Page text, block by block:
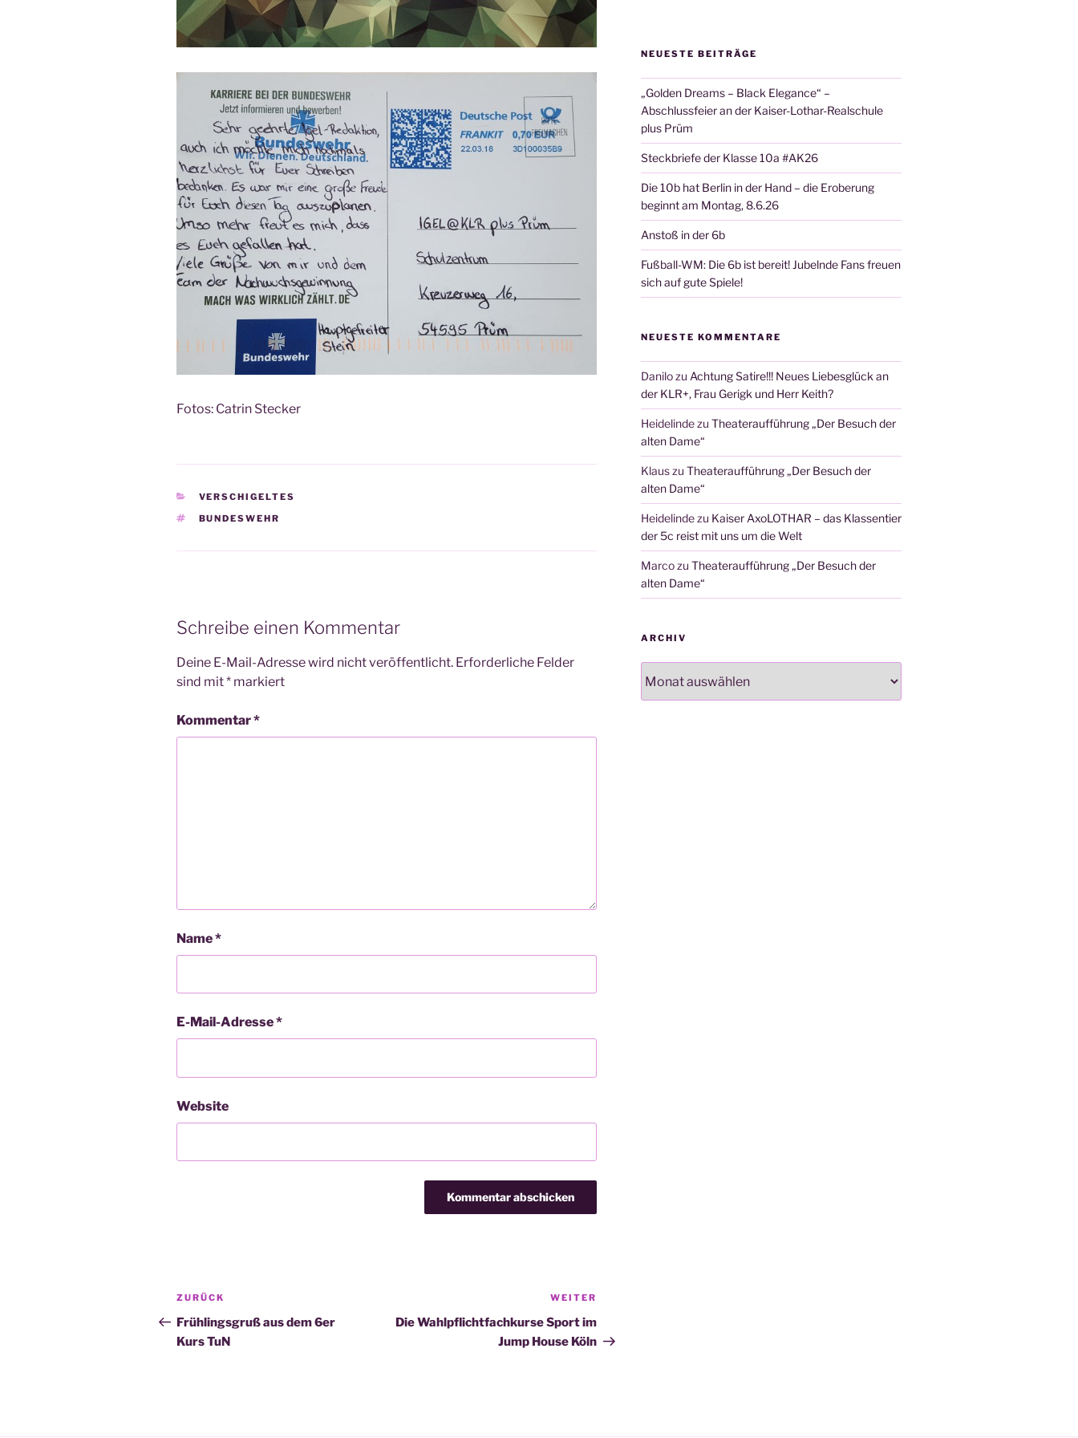
Fotos: Catrin Stecker
KATEGORIEN
VERSCHIGELTES
SCHLAGWÖRTER
BUNDESWEHR
Schreibe einen Kommentar
Deine E-Mail-Adresse wird nicht veröffentlicht. Erforderliche Felder
sind mit* markiert
Kommentar*
Name*
E-Mail-Adresse*
Website
Beitragsnavigation
Vorheriger
Beitrag
ZURÜCK
Frühlingsgruß aus dem 6er
Kurs TuN
Beitrag
WEITER
Die Wahlpflichtfachkurse Sport im
Jump House Köln
NEUESTE BEITRÄGE
„Golden Dreams – Black Elegance“ –
Abschlussfeier an der Kaiser-Lothar-Realschule
plus Prüm
Steckbriefe der Klasse 10a #AK26
Die 10b hat Berlin in der Hand – die Eroberung
beginnt am Montag, 8.6.26
Anstoß in der 6b
Fußball-WM: Die 6b ist bereit! Jubelnde Fans freuen
sich auf gute Spiele!
NEUESTE KOMMENTARE
Danilozu Achtung Satire!!! Neues Liebesglück an
der KLR+, Frau Gerigk und Herr Keith?
Heidelindezu Theateraufführung „Der Besuch der
alten Dame“
Klauszu Theateraufführung „Der Besuch der
alten Dame“
Heidelindezu Kaiser AxoLOTHAR – das Klassentier
der 5c reist mit uns um die Welt
Marcozu Theateraufführung „Der Besuch der
alten Dame“
ARCHIV